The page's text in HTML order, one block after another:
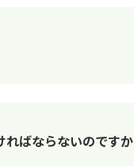
ればならないのですか